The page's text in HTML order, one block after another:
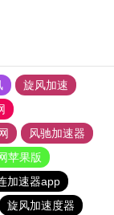
旋风加速
风驰加速器
苹果版
加速器app
旋风加速度器